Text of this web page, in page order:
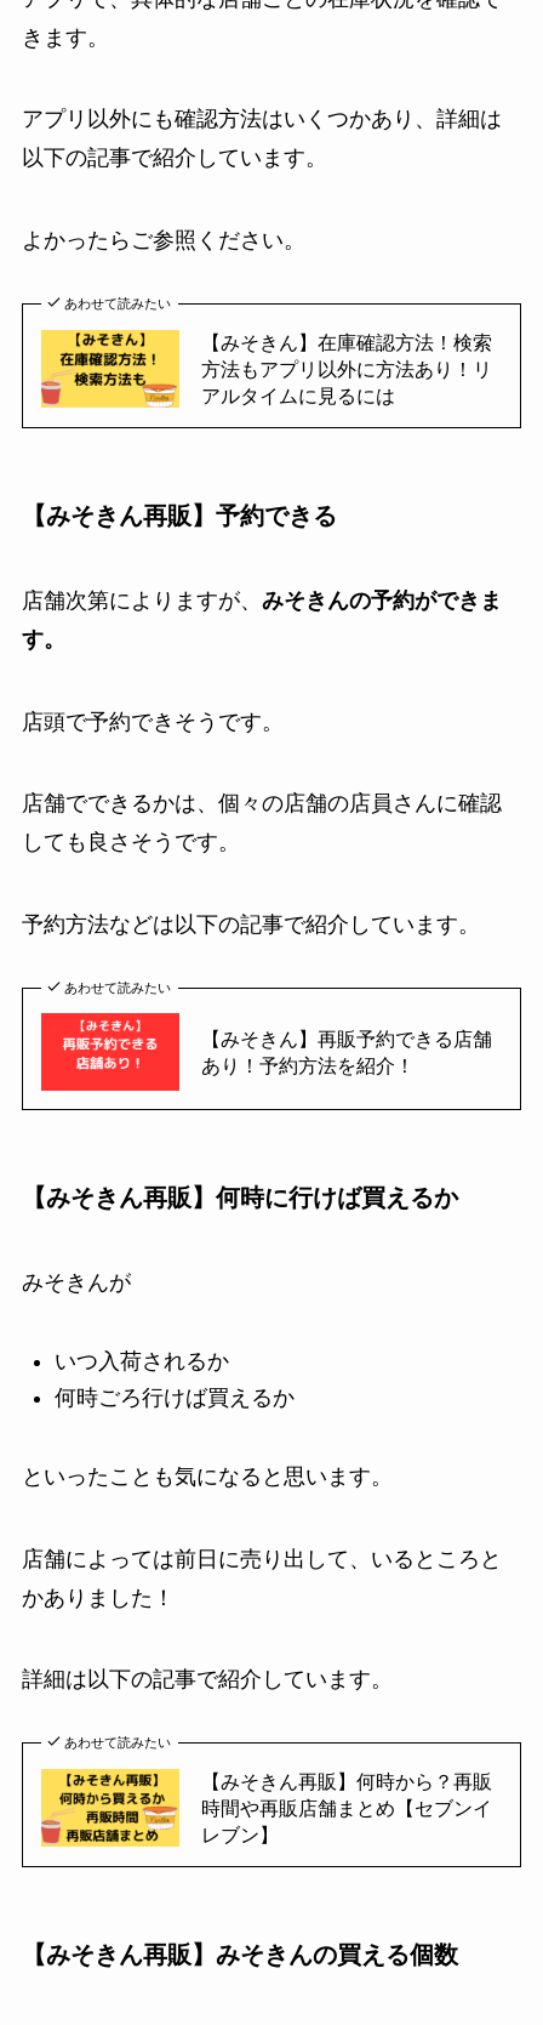
きます。
アプリ以外にも確認方法はいくつかあり、詳細は
以下の記事で紹介しています。
よかったらご参照ください。
あわせて読みたい
【みそきん】在庫確認方法！検索
方法もアプリ以外に方法あり！リ
アルタイムに見るには
【みそきん再販】予約できる
店舗次第によりますが、 みそきんの予約ができま
す。
店頭で予約できそうです。
店舗でできるかは、個々の店舗の店員さんに確認
しても良さそうです。
予約方法などは以下の記事で紹介しています。
あわせて読みたい
【みそきん】再販予約できる店舗
あり！予約方法を紹介！
【みそきん再販】何時に行けば買えるか
みそきんが
いつ入荷されるか
何時ごろ行けば買えるか
といったことも気になると思います。
店舗によっては前日に売り出して、いるところと
かありました！
詳細は以下の記事で紹介しています。
あわせて読みたい
【みそきん再販】何時から？再販
時間や再販店舗まとめ【セブンイ
レブン】
【みそきん再販】みそきんの買える個数